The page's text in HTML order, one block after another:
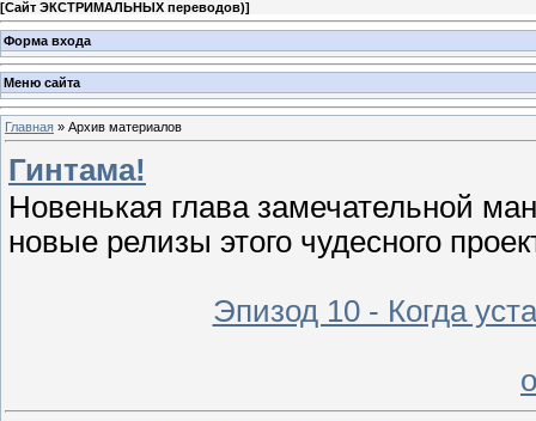
[Сайт ЭКСТРИМАЛЬНЫХ переводов)]
Форма входа
Меню сайта
Главная » Архив материалов
Гинтама!
Новенькая глава замечательной
новые релизы этого чудесного
Эпизод 10 - Когда